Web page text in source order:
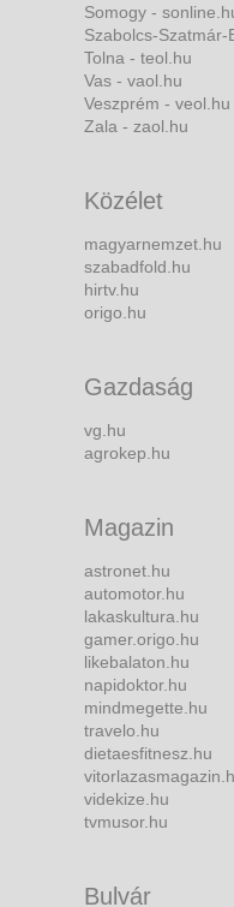
Somogy -
Szabolcs-Szatmár-
Tolna - teol.hu
Vas - vaol.hu
Veszprém - veol.hu
Zala - zaol.hu
Közélet
magyarnemzet.hu
szabadfold.hu
hirtv.hu
origo.hu
Gazdaság
vg.hu
agrokep.hu
Magazin
astronet.hu
automotor.hu
lakaskultura.hu
gamer.origo.hu
likebalaton.hu
napidoktor.hu
mindmegette.hu
travelo.hu
dietaesfitnesz.hu
videkize.hu
tvmusor.hu
Bulvár